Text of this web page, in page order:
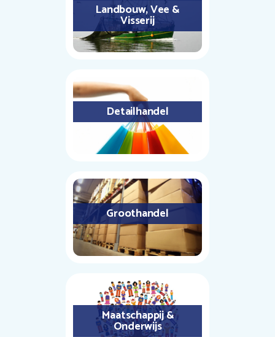
Landbouw, Vee &
Visserij
Detailhandel
Groothandel
Maatschappij &
Onderwijs